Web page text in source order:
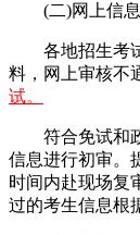
(二)网上信
各地招生考
料，网上审核不
试。
符合免试和
信息进行初审。
时间内赴现场复
过的考生信息根